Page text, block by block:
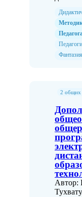
Фантазия
2 общих
Автор: